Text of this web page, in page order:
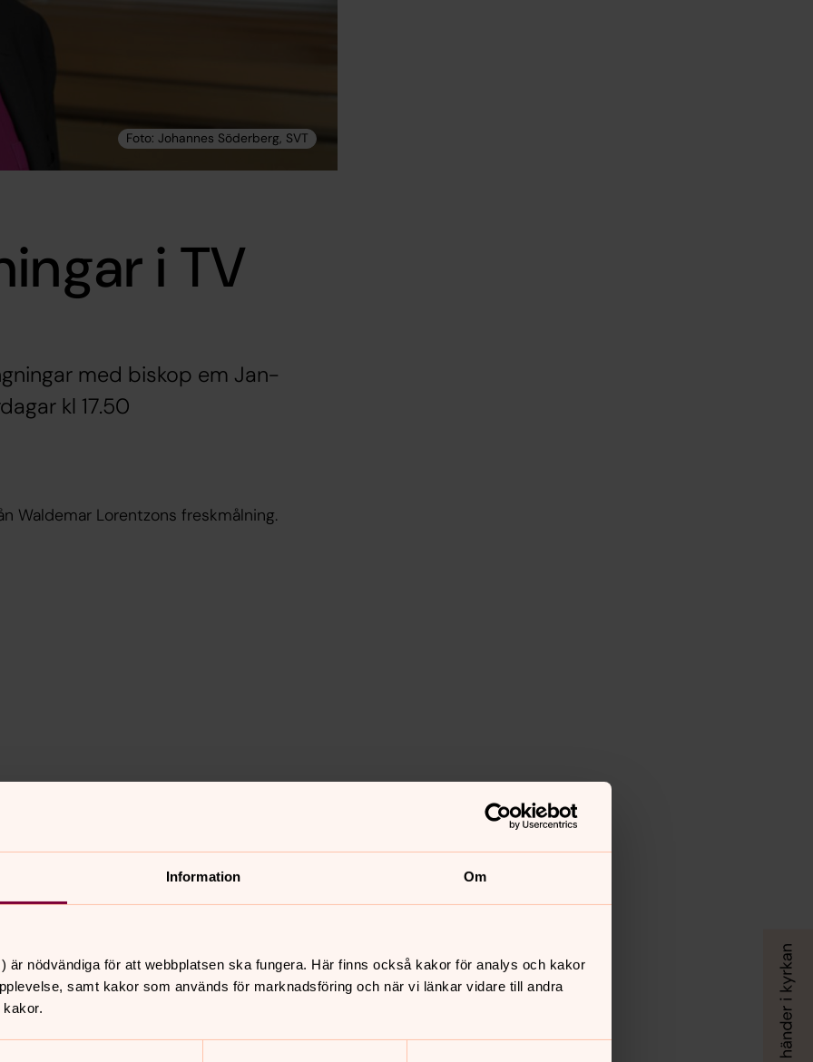
Information Om
är nödvändiga för att webbplatsen ska fungera. Här finns också kakor för analys och kakor
samt kakor som används för marknadsföring och när vi länkar vidare till andra
i TV
med biskop em Jan-
kl 17.50
Waldemar Lorentzons freskmålning.